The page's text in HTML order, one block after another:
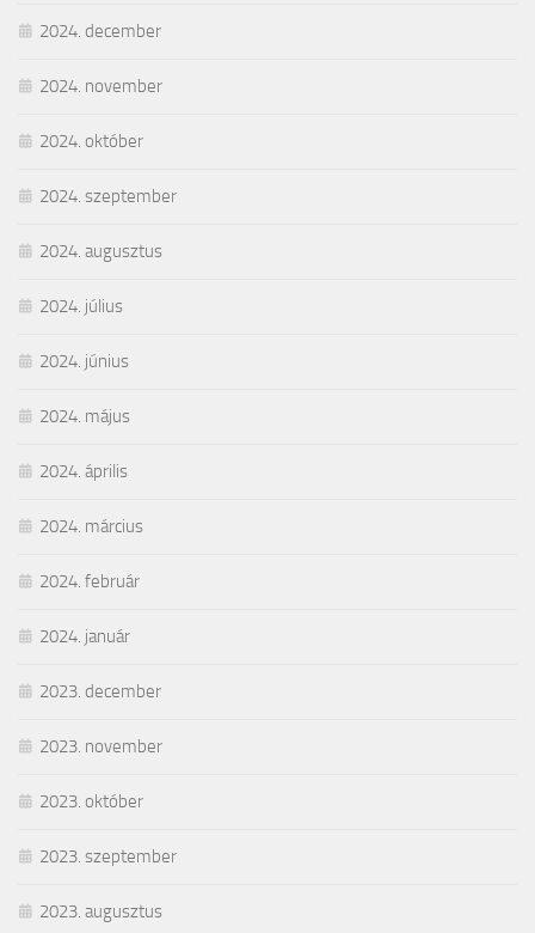
2024. december
2024. november
2024. október
2024. szeptember
2024. augusztus
2024. július
2024. június
2024. május
2024. április
2024. március
2024. február
2024. január
2023. december
2023. november
2023. október
2023. szeptember
2023. augusztus